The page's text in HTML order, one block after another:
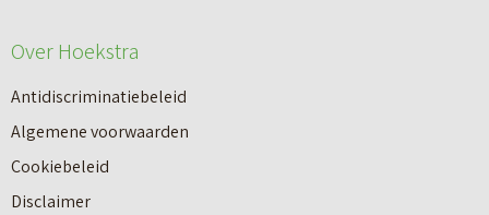
n
n
a
a
r
e
Over Hoekstra
Antidiscriminatiebeleid
Algemene voorwaarden
Cookiebeleid
Disclaimer